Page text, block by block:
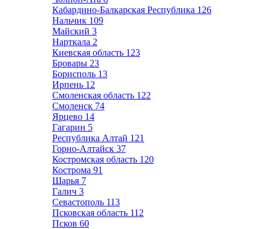
Кабардино-Балкарская Республика 126
Нальчик 109
Майский 3
Нарткала 2
Киевская область 123
Бровары 23
Борисполь 13
Ирпень 12
Смоленская область 122
Смоленск 74
Ярцево 14
Гагарин 5
Республика Алтай 121
Горно-Алтайск 37
Костромская область 120
Кострома 91
Шарья 7
Галич 3
Севастополь 113
Псковская область 112
Псков 60